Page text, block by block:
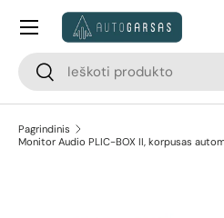
Pereiti prie turinio
Paieška
Paieška
Meniu
Pagrindinis
Monitor Audio PLIC-BOX II, korpusas